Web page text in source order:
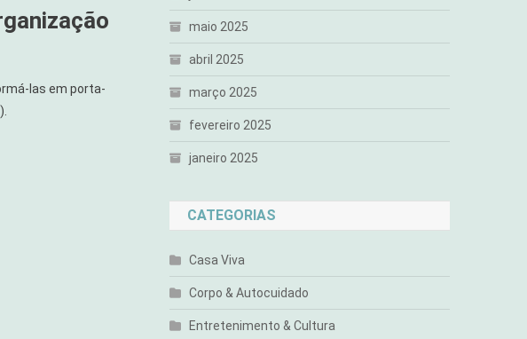
las em porta-
maio 2025
abril 2025
março 2025
fevereiro 2025
janeiro 2025
CATEGORIAS
Casa Viva
Corpo & Autocuidado
Entretenimento & Cultura